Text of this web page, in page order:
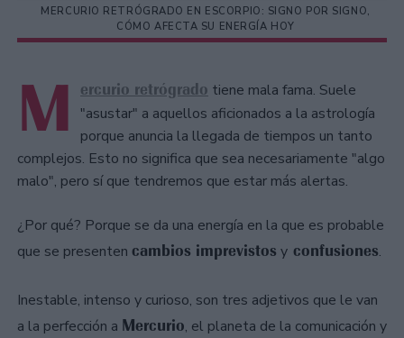
MERCURIO RETRÓGRADO EN ESCORPIO: SIGNO POR SIGNO,
CÓMO AFECTA SU ENERGÍA HOY
M ercurio retrógrado tiene mala fama. Suele
"asustar" a aquellos aficionados a la astrología
porque anuncia la llegada de tiempos un tanto
complejos. Esto no significa que sea necesariamente "algo
malo", pero sí que tendremos que estar más alertas.
¿Por qué? Porque se da una energía en la que es probable
que se presenten cambios imprevistos y confusiones.
Inestable, intenso y curioso, son tres adjetivos que le van
a la perfección a Mercurio, el planeta de la comunicación y